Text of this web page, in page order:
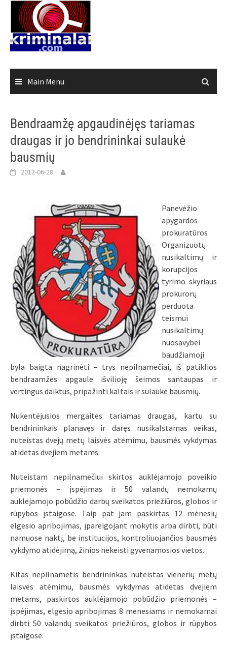
content
Main Menu
Bendraamžę apgaudinėjęs tariamas
draugas ir jo bendrininkai sulaukė
bausmių
2012-06-28
Panevėžio
apygardos
prokuratūros
Organizuotų
nusikaltimų ir
korupcijos
tyrimo skyriaus
prokurorų
perduota
teismui
nusikaltimų
nuosavybei
baudžiamoji
byla baigta nagrinėti – trys nepilnamečiai, iš patiklios
bendraamžės apgaule išvilioję šeimos santaupas ir
vertingus daiktus, pripažinti kaltais ir sulaukė bausmių.
Nukentėjusios mergaitės tariamas draugas, kartu su
bendrininkais planavęs ir daręs nusikalstamas veikas,
nuteistas dvejų metų laisvės atėmimu, bausmės vykdymas
atidėtas dvejiem metams.
Nuteistam nepilnamečiui skirtos auklėjamojo poveikio
priemonės – įspėjimas ir 50 valandų nemokamų
auklėjamojo pobūdžio darbų sveikatos priežiūros, globos ir
rūpybos įstaigose. Taip pat jam paskirtas 12 mėnesių
elgesio apribojimas, įpareigojant mokytis arba dirbti, būti
namuose naktį, be institucijos, kontroliuojančios bausmės
vykdymo atidėjimą, žinios nekeisti gyvenamosios vietos.
Kitas nepilnametis bendrininkas nuteistas vienerių metų
laisvės atėmimu, bausmės vykdymas atidėtas dvejiem
metams, paskirtos auklėjamojo pobūdžio priemonės –
įspėjimas, elgesio apribojimas 8 mėnesiams ir nemokamai
dirbti 50 valandų sveikatos priežiūros, globos ir rūpybos
įstaigose.